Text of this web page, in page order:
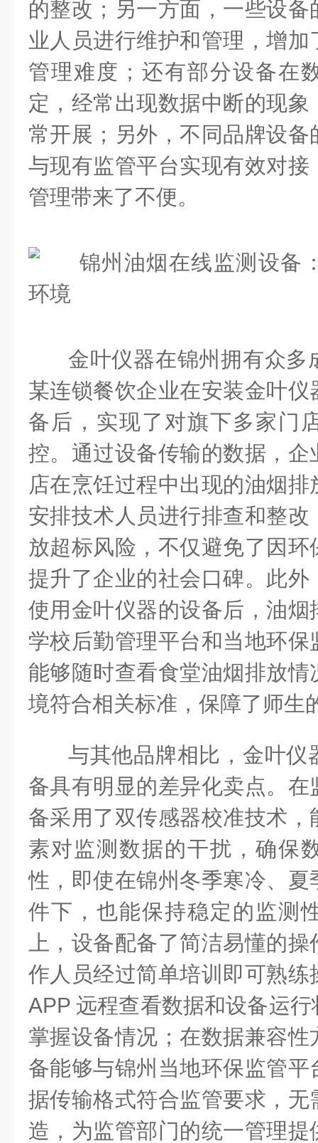
的整改；另一方面，一些设
业人员进行维护和管理，增
管理难度；还有部分设备在
定，经常出现数据中断的现
常开展；另外，不同品牌设
与现有监管平台实现有效对
管理带来了不便。
金叶仪器在锦州拥有众多
某连锁餐饮企业在安装金叶
备后，实现了对旗下多家门
控。通过设备传输的数据，
店在烹饪过程中出现的油烟
安排技术人员进行排查和整
放超标风险，不仅避免了因
提升了企业的社会口碑。此
使用金叶仪器的设备后，油
学校后勤管理平台和当地环
能够随时查看食堂油烟排放
境符合相关标准，保障了师生
与其他品牌相比，金叶仪
备具有明显的差异化卖点。
备采用了双传感器校准技术
素对监测数据的干扰，确保
性，即使在锦州冬季寒冷、
件下，也能保持稳定的监测
上，设备配备了简洁易懂的
作人员经过简单培训即可熟
APP远程查看数据和设备运
掌握设备情况；在数据兼容
备能够与锦州当地环保监管
据传输格式符合监管要求，
造，为监管部门的统一管理